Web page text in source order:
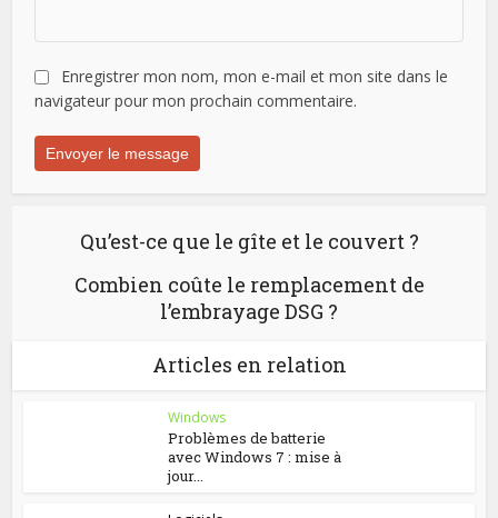
Enregistrer mon nom, mon e-mail et mon site dans le
navigateur pour mon prochain commentaire.
Qu’est-ce que le gîte et le couvert ?
Combien coûte le remplacement de
l’embrayage DSG ?
Articles en relation
Windows
Problèmes de batterie
avec Windows 7 : mise à
jour...